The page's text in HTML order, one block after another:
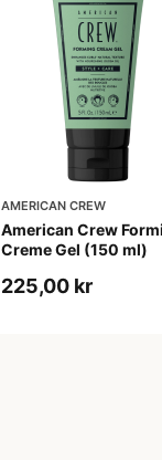
AMERICAN CREW
American Crew
Creme Gel (150 ml)
225,00 kr